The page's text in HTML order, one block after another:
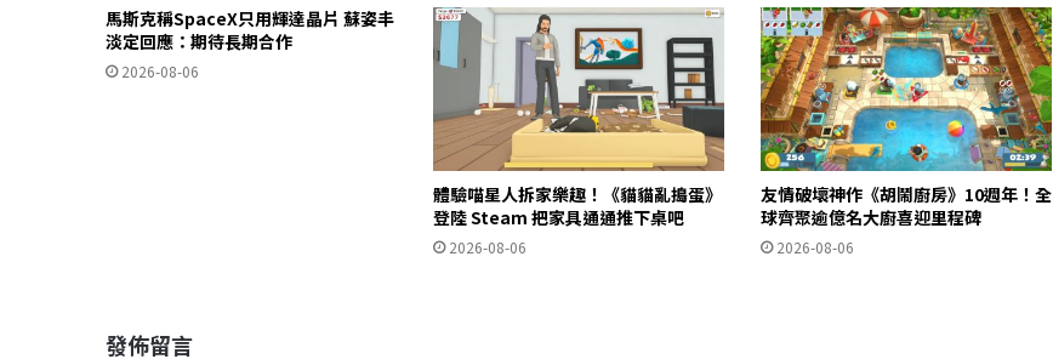
馬斯克稱SpaceX只用輝達晶片 蘇姿丰
淡定回應：期待長期合作
2026-08-06
體驗喵星人拆家樂趣！《貓貓亂搗蛋》
登陸 Steam 把家具通通推下桌吧
2026-08-06
友情破壞神作《胡鬧廚房》10週年！全
球齊聚逾億名大廚喜迎里程碑
2026-08-06
發佈留言